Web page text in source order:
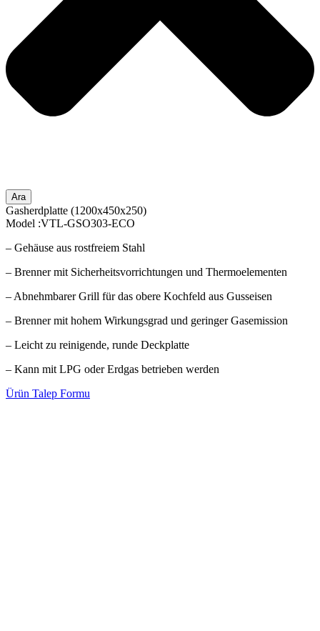
Ara
Gasherdplatte (1200x450x250)
Model :VTL-GSO303-ECO
– Gehäuse aus rostfreiem Stahl
– Brenner mit Sicherheitsvorrichtungen und Thermoelementen
– Abnehmbarer Grill für das obere Kochfeld aus Gusseisen
– Brenner mit hohem Wirkungsgrad und geringer Gasemission
– Leicht zu reinigende, runde Deckplatte
– Kann mit LPG oder Erdgas betrieben werden
Ürün Talep Formu